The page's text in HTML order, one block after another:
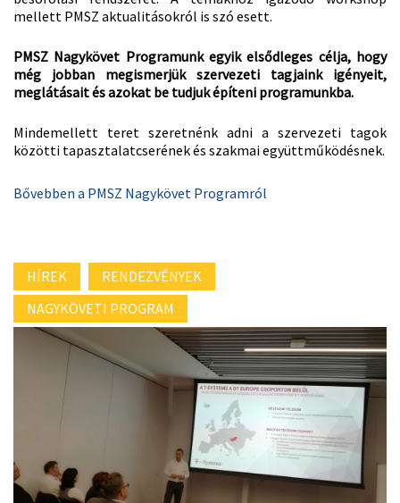
mellett PMSZ aktualitásokról is szó esett.
PMSZ Nagykövet Programunk egyik elsődleges célja, hogy
még jobban megismerjük szervezeti tagjaink igényeit,
meglátásait és azokat be tudjuk építeni programunkba.
Mindemellett teret szeretnénk adni a szervezeti tagok
közötti tapasztalatcserének és szakmai együttműködésnek.
Bővebben a PMSZ Nagykövet Programról
HÍREK
RENDEZVÉNYEK
NAGYKÖVETI PROGRAM